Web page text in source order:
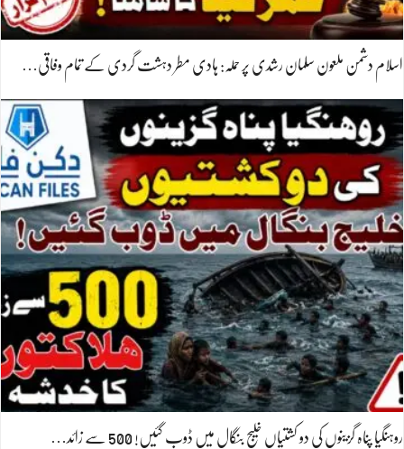
اسلام دشمن ملعون سلمان رشدی پر حملہ: ہادی مطر دہشت گردی کے تمام وفاقی…
روہنگیا پناہ گزینوں کی دو کشتیاں خلیج بنگال میں ڈوب گئیں! 500 سے زائد…